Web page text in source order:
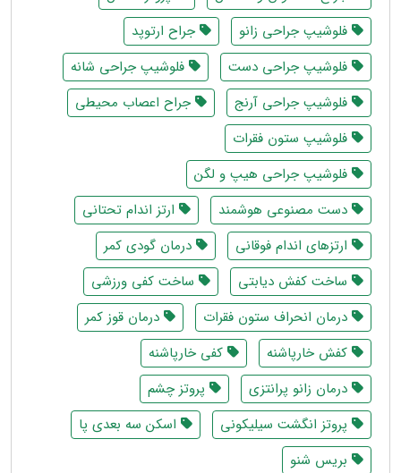
فلوشیپ جراحی زانو
جراح ارتوپد
فلوشیپ جراحی دست
فلوشیپ جراحی شانه
فلوشیپ جراحی آرنج
جراح اعصاب محیطی
فلوشیپ ستون فقرات
فلوشیپ جراحی هیپ و لگن
دست مصنوعی هوشمند
ارتز اندام تحتانی
ارتزهای اندام فوقانی
درمان گودی کمر
ساخت کفش دیابتی
ساخت کفی ورزشی
درمان انحراف ستون فقرات
درمان قوز کمر
کفش خارپاشنه
کفی خارپاشنه
درمان زانو پرانتزی
پروتز چشم
پروتز انگشت سیلیکونی
اسکن سه بعدی پا
بریس شنو